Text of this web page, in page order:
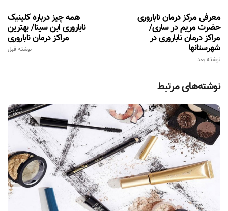
همه چیز درباره کلینیک
ناباروری ابن سینا/ بهترین
مراکز درمان ناباروری
نوشته قبل
معرفی مرکز درمان ناباروری
حضرت مريم در ساری/
مراکز درمان ناباروری در
شهرستانها
نوشته بعد
نوشته‌های مرتبط